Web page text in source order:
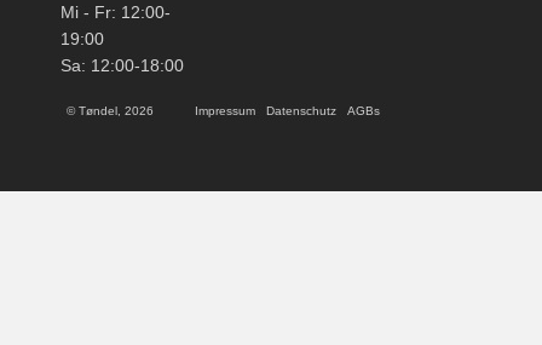
Mi - Fr: 12:00-
19:00
Sa: 12:00-18:00
© Tøndel, 2026 Impressum Datenschutz AGBs